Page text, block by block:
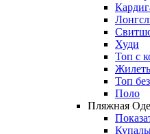
Худи
Топ с
Топ
Поло
Пляжная